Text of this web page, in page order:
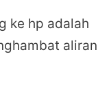
ke hp adalah
aliran